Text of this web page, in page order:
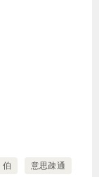
伯 意思疎通